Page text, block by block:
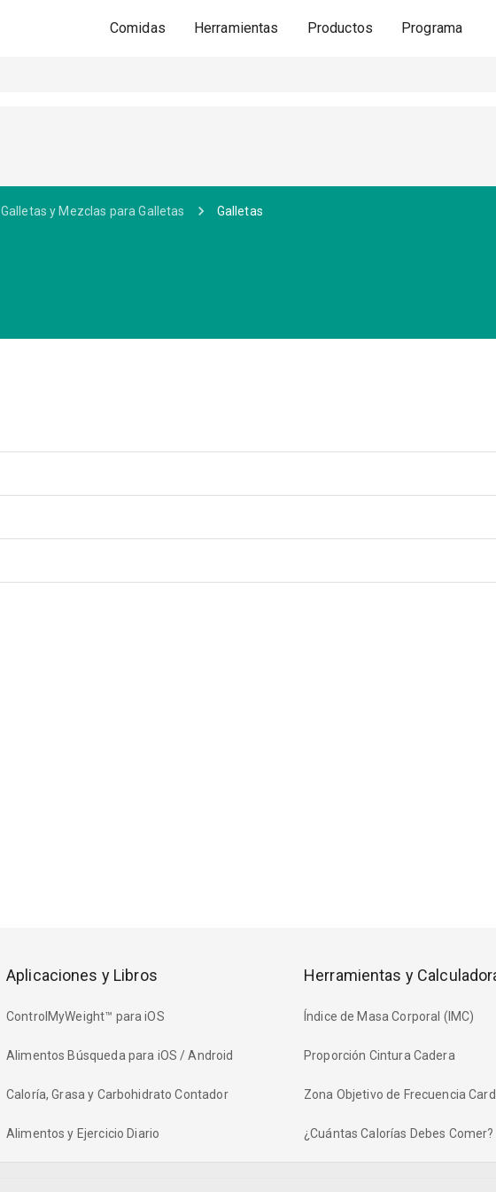
Comidas Herramientas Productos Programa
Galletas y Mezclas para Galletas Galletas
Aplicaciones y Libros
ControlMyWeight™ para iOS
Alimentos Búsqueda para iOS / Android
Caloría, Grasa y Carbohidrato Contador
Alimentos y Ejercicio Diario
Herramientas y
Índice de Masa Corporal (IMC)
Proporción Cintura Cadera
Zona Objetivo de Frecuencia
¿Cuántas Calorías Debes Comer?